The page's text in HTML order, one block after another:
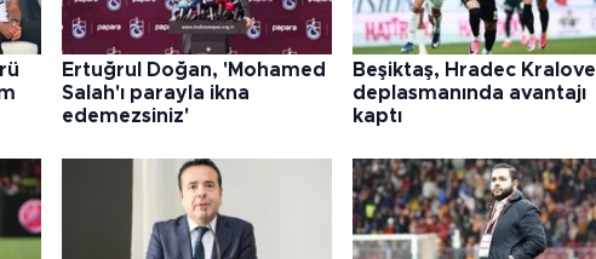
Ertuğrul Doğan, 'Mohamed
Salah'ı parayla ikna
edemezsiniz'
Beşiktaş, Hradec Kralove
deplasmanında avantajı
kaptı